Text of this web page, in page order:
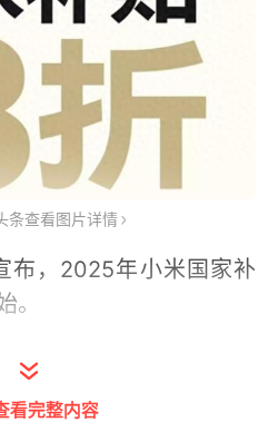
条查看图片详情
布，2025年小米国家补
。
家补贴，也分为两个部
、科技家电类。
看完整内容